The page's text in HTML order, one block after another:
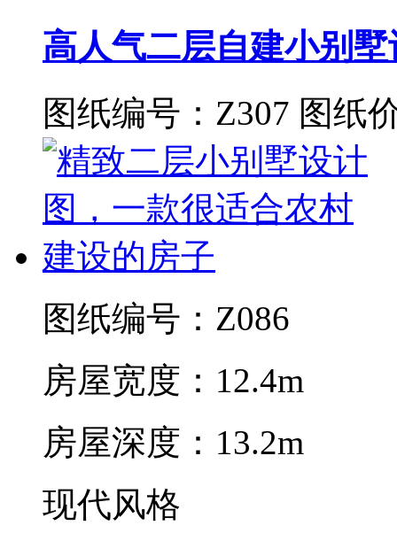
高人气二层自建小别
图纸编号：Z307 图纸
图纸编号：Z086
房屋宽度：12.4m
房屋深度：13.2m
现代风格